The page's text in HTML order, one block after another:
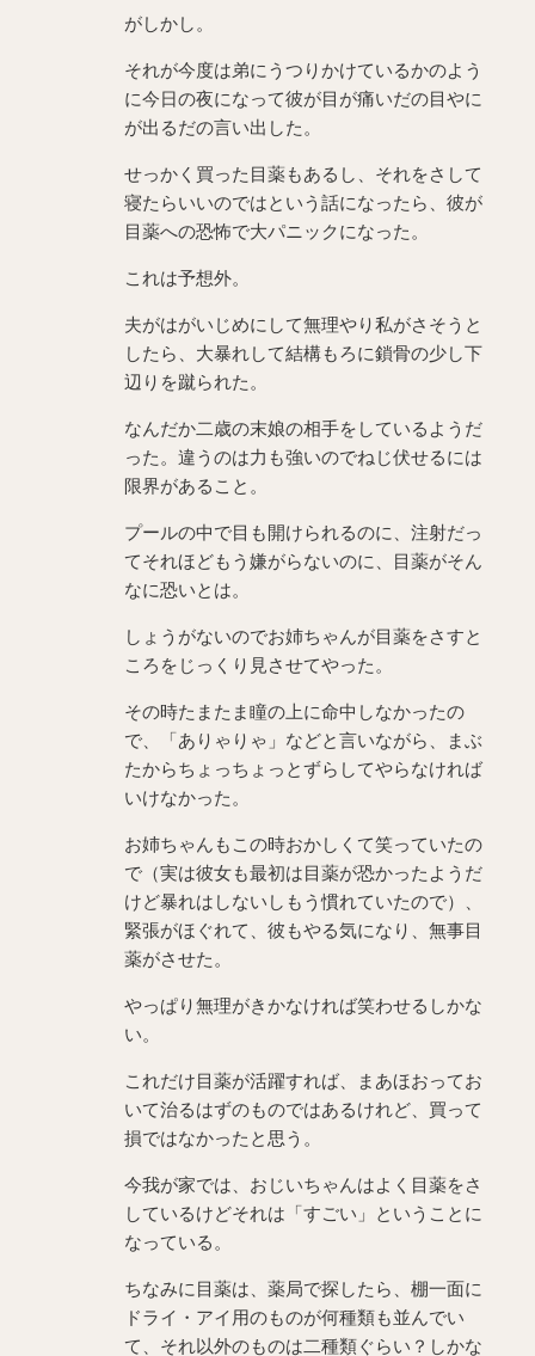
がしかし。
それが今度は弟にうつりかけているかのよう
に今日の夜になって彼が目が痛いだの目やに
が出るだの言い出した。
せっかく買った目薬もあるし、それをさして
寝たらいいのではという話になったら、彼が
目薬への恐怖で大パニックになった。
これは予想外。
夫がはがいじめにして無理やり私がさそうと
したら、大暴れして結構もろに鎖骨の少し下
辺りを蹴られた。
なんだか二歳の末娘の相手をしているようだ
った。違うのは力も強いのでねじ伏せるには
限界があること。
プールの中で目も開けられるのに、注射だっ
てそれほどもう嫌がらないのに、目薬がそん
なに恐いとは。
しょうがないのでお姉ちゃんが目薬をさすと
ころをじっくり見させてやった。
その時たまたま瞳の上に命中しなかったの
で、「ありゃりゃ」などと言いながら、まぶ
たからちょっちょっとずらしてやらなければ
いけなかった。
お姉ちゃんもこの時おかしくて笑っていたの
で（実は彼女も最初は目薬が恐かったようだ
けど暴れはしないしもう慣れていたので）、
緊張がほぐれて、彼もやる気になり、無事目
薬がさせた。
やっぱり無理がきかなければ笑わせるしかな
い。
これだけ目薬が活躍すれば、まあほおってお
いて治るはずのものではあるけれど、買って
損ではなかったと思う。
今我が家では、おじいちゃんはよく目薬をさ
しているけどそれは「すごい」ということに
なっている。
ちなみに目薬は、薬局で探したら、棚一面に
ドライ・アイ用のものが何種類も並んでい
て、それ以外のものは二種類ぐらい？しかな